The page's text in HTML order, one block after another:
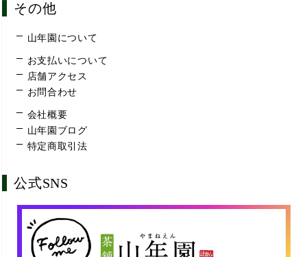
その他
山年園について
お支払いについて
店舗アクセス
お問合わせ
会社概要
山年園ブログ
特定商取引法
公式SNS